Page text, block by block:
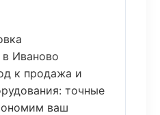
Иваново
к продажа и
точные
ваш